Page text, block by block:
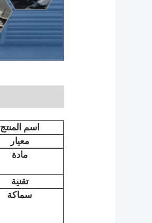
اسم المنتج
معيار
مادة
تقنية
سماكة